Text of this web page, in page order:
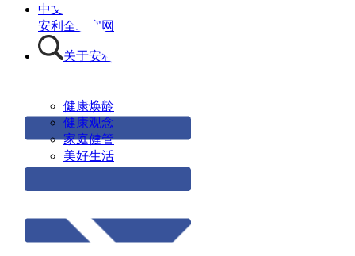
中文
安利全球官网
关于安利
健康焕龄
健康观念
家庭健管
美好生活